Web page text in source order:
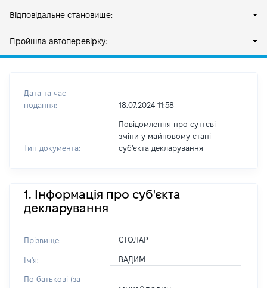
Відповідальне становище:
Пройшла автоперевірку:
Дата та час
подання:
18.07.2024 11:58
Тип документа:
Повідомлення про суттєві
зміни у майновому стані
субʼєкта декларування
1. Інформація про суб'єкта
декларування
Прізвище: СТОЛАР
Ім'я: ВАДИМ
По батькові (за